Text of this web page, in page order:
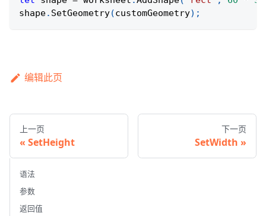
shape. SetGeometry(customGeometry) ;
编辑此页
上一页
SetHeight
下一页
SetWidth
语法
参数
返回值